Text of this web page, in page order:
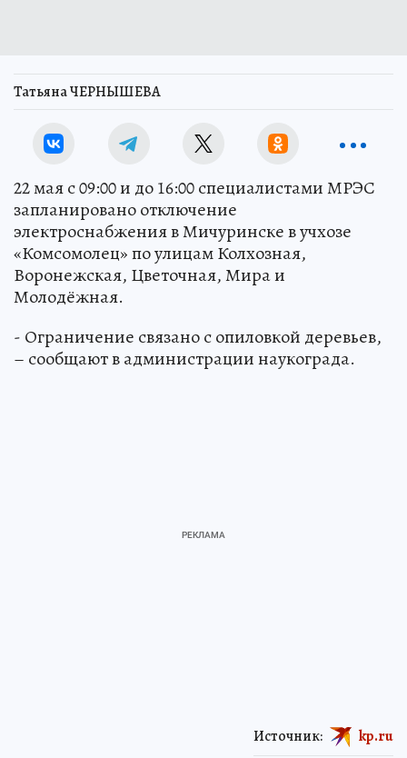
Татьяна ЧЕРНЫШЕВА
22 мая с 09:00 и до 16:00 специалистами МРЭС
запланировано отключение
электроснабжения в Мичуринске в учхозе
«Комсомолец» по улицам Колхозная,
Воронежская, Цветочная, Мира и
Молодёжная.
- Ограничение связано с опиловкой деревьев,
– сообщают в администрации наукограда.
Источник: kp.ru